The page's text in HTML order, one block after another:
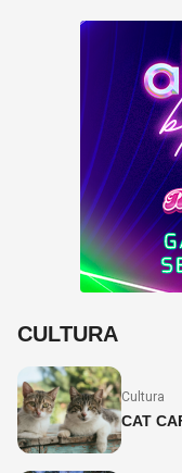
CULTURA
Cultura
CAT